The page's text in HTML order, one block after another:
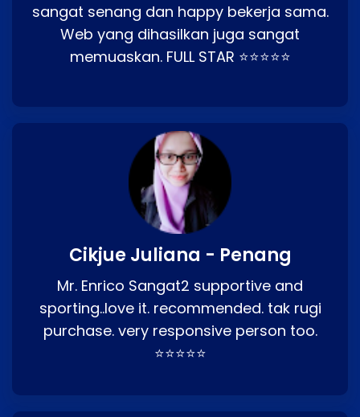
sangat senang dan happy bekerja sama.
Web yang dihasilkan juga sangat
memuaskan. FULL STAR ⭐⭐⭐⭐⭐
Cikjue Juliana - Penang
Mr. Enrico Sangat2 supportive and
sporting..love it. recommended. tak rugi
purchase. very responsive person too.
⭐⭐⭐⭐⭐